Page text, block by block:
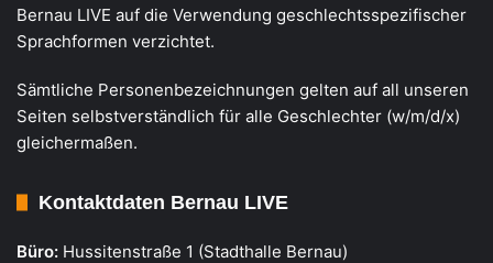
Bernau LIVE auf die Verwendung geschlechtsspezifischer
Sprachformen verzichtet.
Sämtliche Personenbezeichnungen gelten auf all unseren
Seiten selbstverständlich für alle Geschlechter (w/m/d/x)
gleichermaßen.
Kontaktdaten Bernau LIVE
Büro: Hussitenstraße 1 (Stadthalle Bernau)